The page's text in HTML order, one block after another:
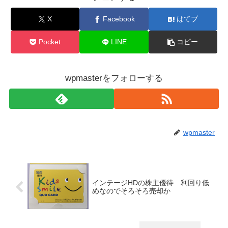
X Facebook はてブ
Pocket LINE コピー
wpmasterをフォローする
wpmaster
インテージHDの株主優待 利回り低
めなのでそろそろ売却か